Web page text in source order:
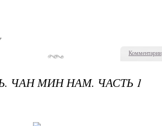
Комментарии
ЧАН МИН НАМ. ЧАСТЬ 1